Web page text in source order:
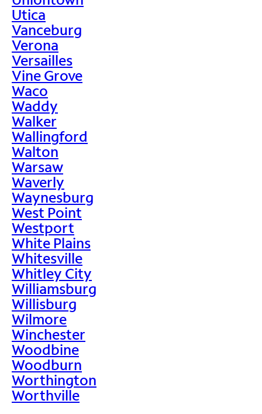
Utica
Vanceburg
Verona
Versailles
Vine Grove
Waco
Waddy
Walker
Wallingford
Walton
Warsaw
Waverly
Waynesburg
West Point
Westport
White Plains
Whitesville
Whitley City
Williamsburg
Willisburg
Wilmore
Winchester
Woodbine
Woodburn
Worthington
Worthville